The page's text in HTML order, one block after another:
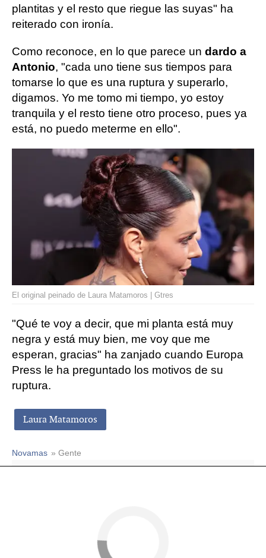
plantitas y el resto que riegue las suyas" ha
reiterado con ironía.
Como reconoce, en lo que parece un dardo a
Antonio, "cada uno tiene sus tiempos para
tomarse lo que es una ruptura y superarlo,
digamos. Yo me tomo mi tiempo, yo estoy
tranquila y el resto tiene otro proceso, pues ya
está, no puedo meterme en ello".
El original peinado de Laura Matamoros | Gtres
"Qué te voy a decir, que mi planta está muy
negra y está muy bien, me voy que me
esperan, gracias" ha zanjado cuando Europa
Press le ha preguntado los motivos de su
ruptura.
Laura Matamoros
Novamas » Gente